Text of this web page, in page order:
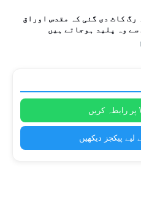
رگ کاٹ دی گئی کہ مقدس اوراق
وہ پلید ہوجاتے ہیں
لیے پیکجز دیکھیں